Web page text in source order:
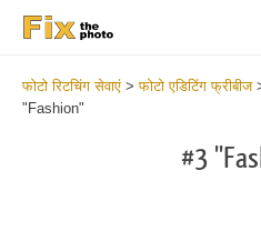
फोटो रिटचिंग सेवाएं >फोटो एडिटिंग फ्रीबीज
"Fashion"
#3